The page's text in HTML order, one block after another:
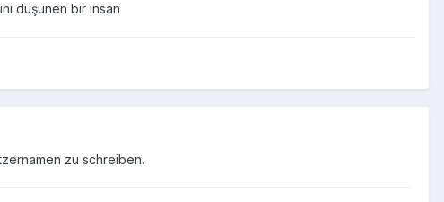
düşünen bir insan
zu schreiben.